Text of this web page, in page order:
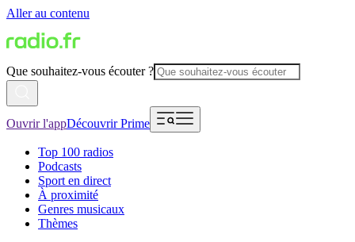
Aller au contenu
Que souhaitez-vous écouter ?
Ouvrir l'appDécouvrir Prime
Top 100 radios
Podcasts
Sport en direct
À proximité
Genres musicaux
Thèmes